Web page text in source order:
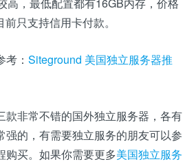
只支持信用卡付款。
： Siteground 美国独立服务器推
款非常不错的国外独立服务器，各有
强的，有需要独立服务的朋友可以参
购买。如果你需要更多美国独立服务